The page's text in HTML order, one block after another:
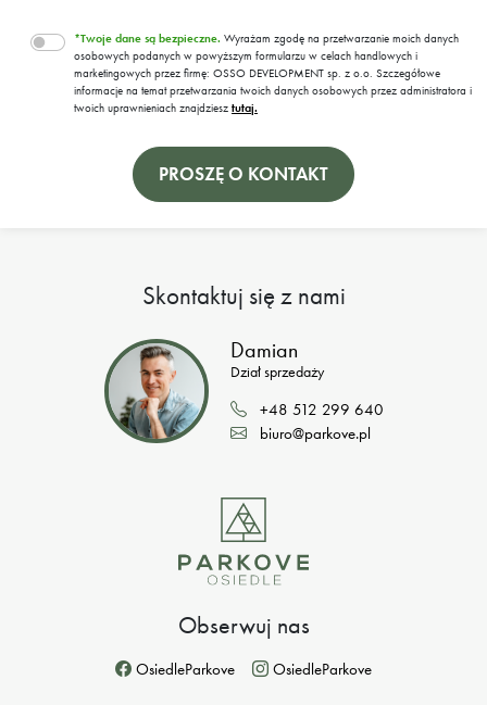
*Twoje dane są bezpieczne. Wyrażam zgodę na przetwarzanie moich danych
osobowych podanych w powyższym formularzu w celach handlowych i
marketingowych przez firmę: OSSO DEVELOPMENT sp. z o.o. Szczegółowe
informacje na temat przetwarzania twoich danych osobowych przez administratora i
twoich uprawnieniach znajdziesz tutaj.
Skontaktuj się z nami
Damian
Dział sprzedaży
+48 512 299 640
biuro@parkove.pl
Obserwuj nas
OsiedleParkove OsiedleParkove